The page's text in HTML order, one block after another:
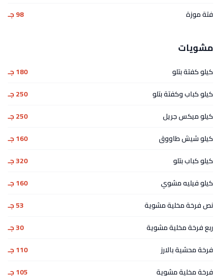
فتة موزة 98 جـ
مشويات
كيلو كفتة بتلو
180 جـ
كيلو كباب وكفتة بتلو
250 جـ
كيلو ميكس جريل
250 جـ
كيلو شيش طاووق
160 جـ
كيلو كباب بتلو
320 جـ
كيلو فيليه مشوي
160 جـ
نص فرخة مخلية مشوية
53 جـ
ربع فرخة مخلية مشوية
30 جـ
فرخة محشية بالارز
110 جـ
فرخة مخلية مشوية
105 جـ